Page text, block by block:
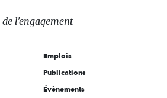
de l'engagement
Emplois
Publications
Évènements